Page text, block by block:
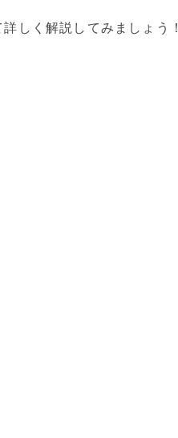
しく解説してみましょう！